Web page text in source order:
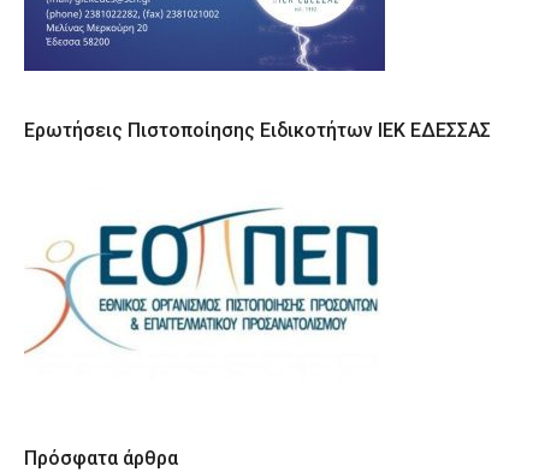
Ερωτήσεις Πιστοποίησης Ειδικοτήτων ΙΕΚ ΕΔΕΣΣΑΣ
Πρόσφατα άρθρα